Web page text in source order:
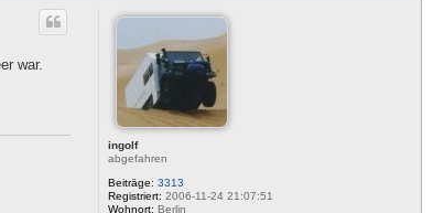
ingolf
abgefahren
Beiträge: 3313
Registriert: 2006-11-24 21:07:51
Wohnort: Berlin
war.